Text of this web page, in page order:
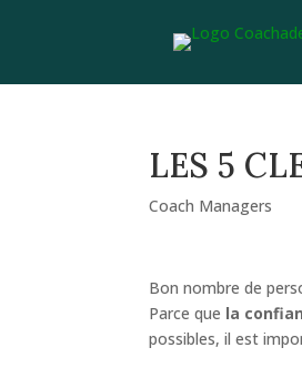
LES 5
Coach Managers
Bon nombre de
Parce que la
possibles, il est